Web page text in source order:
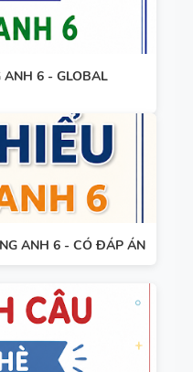
ANH 6 - GLOBAL
ANH 6 - CÓ ĐÁP ÁN